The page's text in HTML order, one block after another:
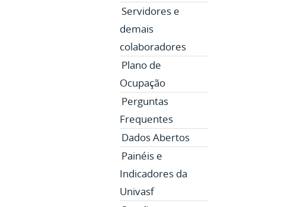
Servidores e
demais
colaboradores
Plano de
Ocupação
Perguntas
Frequentes
Dados Abertos
Painéis e
Indicadores da
Univasf